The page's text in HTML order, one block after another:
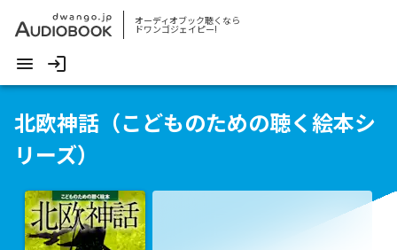
オーディオブック聴くなら
ドワンゴジェイピー!
北欧神話（こどものための聴く絵本シ
リーズ）